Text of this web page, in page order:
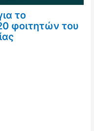
το
φοιτητών του